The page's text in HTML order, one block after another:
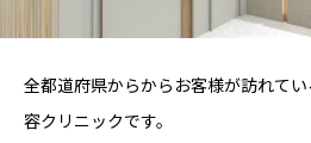
全都道府県からからお客様が訪れて
容クリニックです。